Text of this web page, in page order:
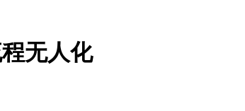
无人化